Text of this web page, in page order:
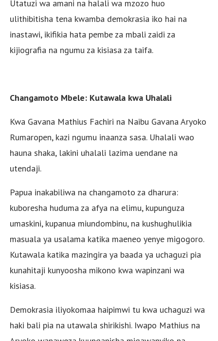
Utatuzi wa amani na halali wa mzozo huo
ulithibitisha tena kwamba demokrasia iko hai na
inastawi, ikifikia hata pembe za mbali zaidi za
kijiografia na ngumu za kisiasa za taifa.
Changamoto Mbele: Kutawala kwa Uhalali
Kwa Gavana Mathius Fachiri na Naibu Gavana Aryoko
Rumaropen, kazi ngumu inaanza sasa. Uhalali wao
hauna shaka, lakini uhalali lazima uendane na
utendaji.
Papua inakabiliwa na changamoto za dharura:
kuboresha huduma za afya na elimu, kupunguza
umaskini, kupanua miundombinu, na kushughulikia
masuala ya usalama katika maeneo yenye migogoro.
Kutawala katika mazingira ya baada ya uchaguzi pia
kunahitaji kunyoosha mikono kwa wapinzani wa
kisiasa.
Demokrasia iliyokomaa haipimwi tu kwa uchaguzi wa
haki bali pia na utawala shirikishi. Iwapo Mathius na